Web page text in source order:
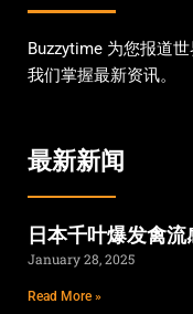
Buzzytime 为您报道
我们掌握最新资讯。
最新新闻
日本千叶爆发禽
January 28, 2025
Read More »